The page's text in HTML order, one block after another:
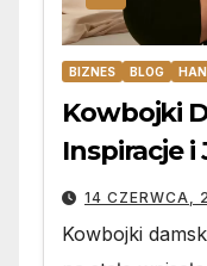
BIZNES BLOG
Kowbojki
Inspiracje i
14 CZERWCA,
Kowbojki